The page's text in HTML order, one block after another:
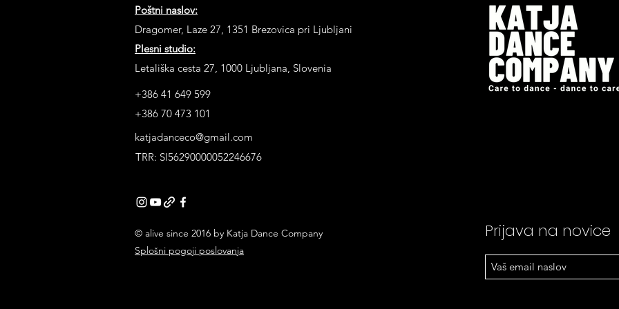
Poštni naslov:
Dragomer, Laze 27, 1351 Brezovica pri Ljubljani
Plesni studio:
Letališka cesta 27, 1000 Ljubljana, Slovenia
+386 41 649 599
+386 70 473 101
katjadanceco@gmail.com
TRR: SI56290000052246676
© alive since 2016 by Katja Dance Company
Splošni pogoji poslovanja
Prijava na novice